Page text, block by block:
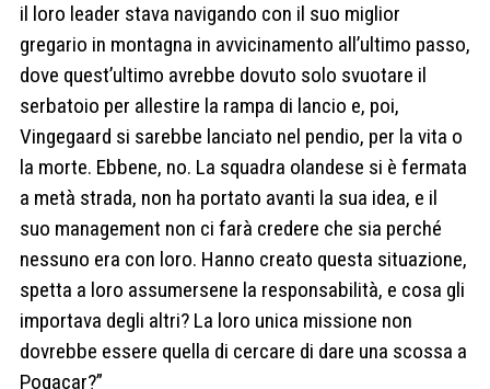
il loro leader stava navigando con il suo miglior
gregario in montagna in avvicinamento all’ultimo passo,
dove quest’ultimo avrebbe dovuto solo svuotare il
serbatoio per allestire la rampa di lancio e, poi,
Vingegaard si sarebbe lanciato nel pendio, per la vita o
la morte. Ebbene, no. La squadra olandese si è fermata
a metà strada, non ha portato avanti la sua idea, e il
suo management non ci farà credere che sia perché
nessuno era con loro. Hanno creato questa situazione,
spetta a loro assumersene la responsabilità, e cosa gli
importava degli altri? La loro unica missione non
dovrebbe essere quella di cercare di dare una scossa a
Pogacar?”